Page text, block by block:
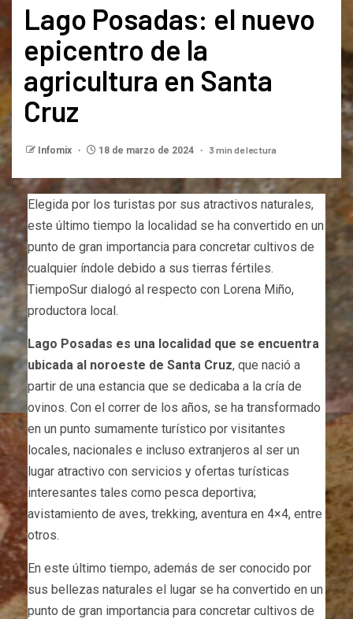
Lago Posadas: el nuevo
epicentro de la
agricultura en Santa
Cruz
Infomix 18 de marzo de 2024 3 min de lectura
Elegida por los turistas por sus atractivos naturales,
este último tiempo la localidad se ha convertido en un
punto de gran importancia para concretar cultivos de
cualquier índole debido a sus tierras fértiles.
TiempoSur dialogó al respecto con Lorena Miño,
productora local.
Lago Posadas es una localidad que se encuentra
ubicada al noroeste de Santa Cruz, que nació a
partir de una estancia que se dedicaba a la cría de
ovinos. Con el correr de los años, se ha transformado
en un punto sumamente turístico por visitantes
locales, nacionales e incluso extranjeros al ser un
lugar atractivo con servicios y ofertas turísticas
interesantes tales como pesca deportiva;
avistamiento de aves, trekking, aventura en 4×4, entre
otros.
En este último tiempo, además de ser conocido por
sus bellezas naturales el lugar se ha convertido en un
punto de gran importancia para concretar cultivos de